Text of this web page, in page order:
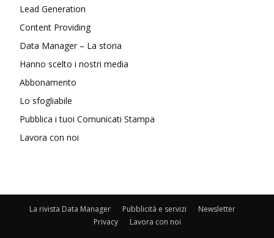
Lead Generation
Content Providing
Data Manager – La storia
Hanno scelto i nostri media
Abbonamento
Lo sfogliabile
Pubblica i tuoi Comunicati Stampa
Lavora con noi
La rivista Data Manager Pubblicità e servizi
Newsletter
Privacy
Lavora con noi